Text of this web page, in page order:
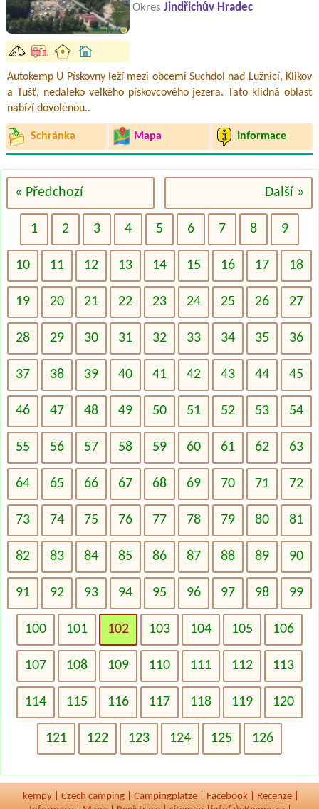
Okres Jindřichův Hradec
Autokemp U Pískovny leží mezi obcemi Suchdol nad Lužnicí, Klikov
a Tušť, nedaleko velkého pískovcového jezera. Tato klidná oblast
nabízí dovolenou..
Schránka Mapa Informace
« Předchozí Další »
1 2 3 4 5 6 7 8 9
10 11 12 13 14 15 16 17 18
19 20 21 22 23 24 25 26 27
28 29 30 31 32 33 34 35 36
37 38 39 40 41 42 43 44 45
46 47 48 49 50 51 52 53 54
55 56 57 58 59 60 61 62 63
64 65 66 67 68 69 70 71 72
73 74 75 76 77 78 79 80 81
82 83 84 85 86 87 88 89 90
91 92 93 94 95 96 97 98 99
100 101 102 103 104 105 106
107 108 109 110 111 112 113
114 115 116 117 118 119 120
121 122 123 124 125 126
kempy Czech camping Campingplätze Facebook Recenze